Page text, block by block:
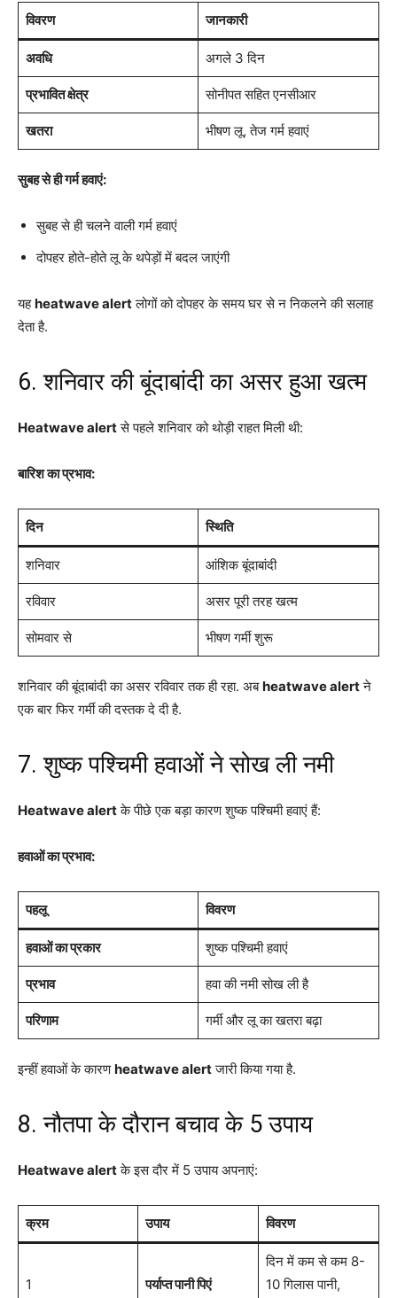
विवरण जानकारी
अवधि अगले 3 दिन
प्रभावित क्षेत्र सोनीपत सहित एनसीआर
खतरा भीषण लू, तेज गर्म हवाएं
सुबह से ही गर्म हवाएं:
सुबह से ही चलने वाली गर्म हवाएं
दोपहर होते-होते लू के थपेड़ों में बदल जाएंगी
यहheatwave alertलोगों को दोपहर के समय घर से न निकलने की सलाह
देता है.
6. शनिवार की बूंदाबांदी का असर हुआ खत्म
Heatwave alertसे पहले शनिवार को थोड़ी राहत मिली थी:
बारिश का प्रभाव:
दिन स्थिति
शनिवार आंशिक बूंदाबांदी
रविवार असर पूरी तरह खत्म
सोमवार से भीषण गर्मी शुरू
शनिवार की बूंदाबांदी का असर रविवार तक ही रहा. अबheatwave alertने
एक बार फिर गर्मी की दस्तक दे दी है.
7. शुष्क पश्चिमी हवाओं ने सोख ली नमी
Heatwave alertके पीछे एक बड़ा कारण शुष्क पश्चिमी हवाएं हैं:
हवाओं का प्रभाव:
पहलू विवरण
हवाओं का प्रकार शुष्क पश्चिमी हवाएं
प्रभाव हवा की नमी सोख ली है
परिणाम गर्मी और लू का खतरा बढ़ा
इन्हीं हवाओं के कारणheatwave alertजारी किया गया है.
8. नौतपा के दौरान बचाव के 5 उपाय
Heatwave alertके इस दौर में 5 उपाय अपनाएं:
क्रम उपाय विवरण
1 पर्याप्त पानी पिएं
दिन में कम से कम 8-
10 गिलास पानी,